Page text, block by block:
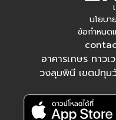
นโยบา
ข้อกำหนด
อาคารเกษร ทาว
วงลุมพินี เขตปทุม